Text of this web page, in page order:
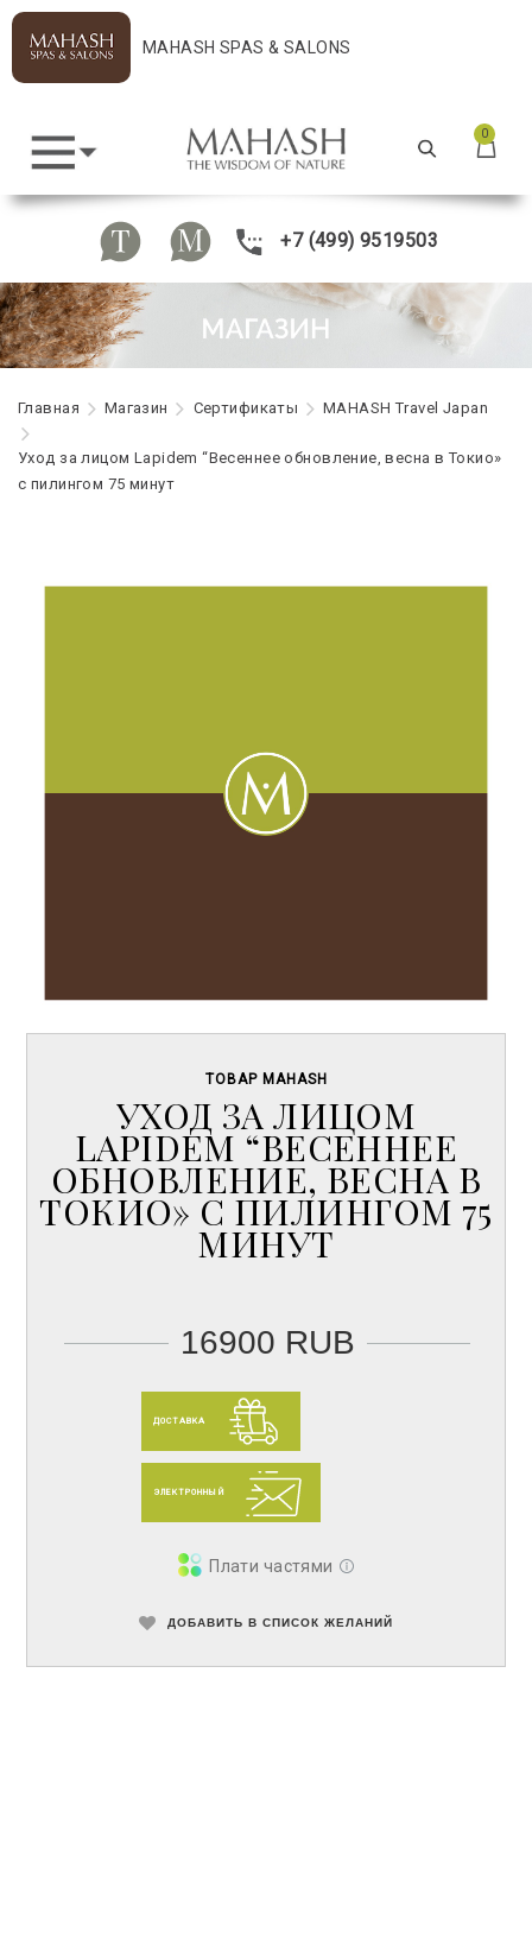
MAHASH SPAS & SALONS
0
+7 (499) 9519503
Главная Maгазин Сертификаты MAHASH Travel Japan
Уход за лицом Lapidem “Весеннее обновление, весна в Токио»
с пилингом 75 минут
ТОВАР MAHASH
УХОД ЗА ЛИЦОМ
LAPIDEM “ВЕСЕННЕЕ
ОБНОВЛЕНИЕ, ВЕСНА В
ТОКИО» С ПИЛИНГОМ 75
МИНУТ
16900 RUB
ДОСТАВКА
ЭЛЕКТРОННЫЙ
Плати частями
ДОБАВИТЬ В СПИСОК ЖЕЛАНИЙ